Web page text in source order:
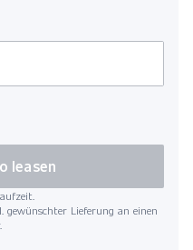
gewünschter Lieferung an einen
leasen